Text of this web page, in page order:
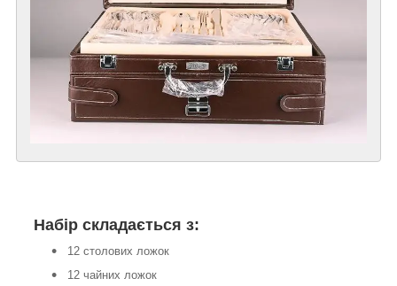
Набір складається з:
12 столових ложок
12 чайних ложок